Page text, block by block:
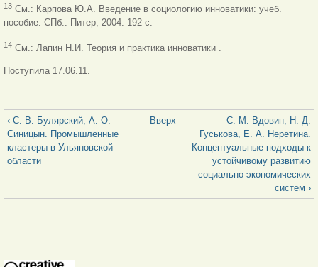
13 См.: Карпова Ю.А. Введение в социологию инноватики: учеб.
пособие. СПб.: Питер, 2004. 192 с.
14 См.: Лапин Н.И. Теория и практика инноватики .
Поступила 17.06.11.
‹ С. В. Булярский, А. О.
Синицын. Промышленные
кластеры в Ульяновской
области
Вверх
С. М. Вдовин, Н. Д.
Гуськова, Е. А. Неретина.
Концептуальные подходы к
устойчивому развитию
социально-экономических
систем ›